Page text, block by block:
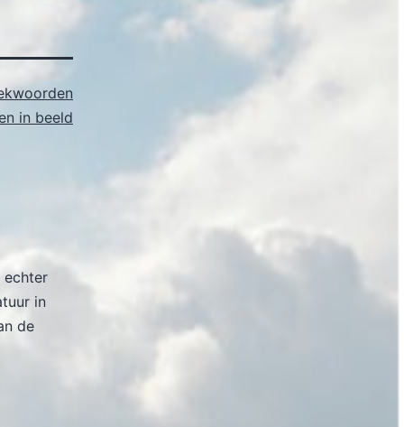
in beeld
echter
in
de